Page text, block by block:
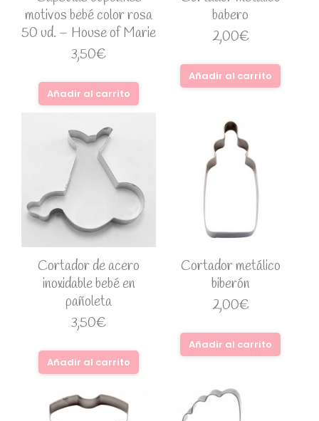
motivos bebé color rosa
50 ud. – House of Marie
3,50€
Añadir al carrito
babero
2,00€
Añadir al carrito
Cortador de acero
inoxidable bebé en
pañoleta
3,50€
Añadir al carrito
Cortador metálico
biberón
2,00€
Añadir al carrito